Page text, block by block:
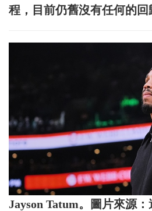
程，目前仍舊沒有任何的回
Jayson Tatum。圖片來源